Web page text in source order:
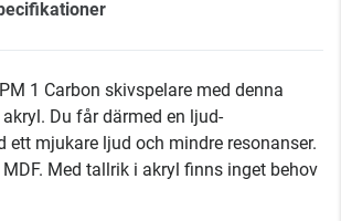
1 Carbon skivspelare med denna
Du får därmed en ljud-
ett mjukare ljud och mindre resonanser.
Med tallrik i akryl finns inget behov